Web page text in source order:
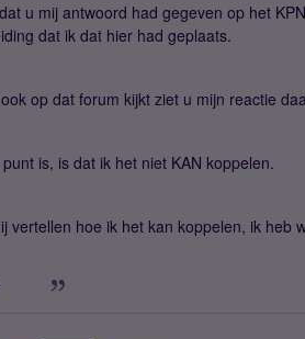
u mij antwoord had gegeven op het
dat ik dat hier had geplaats.
op dat forum kijkt ziet u mijn reactie
is, is dat ik het niet KAN koppelen.
vertellen hoe ik het kan koppelen, ik heb